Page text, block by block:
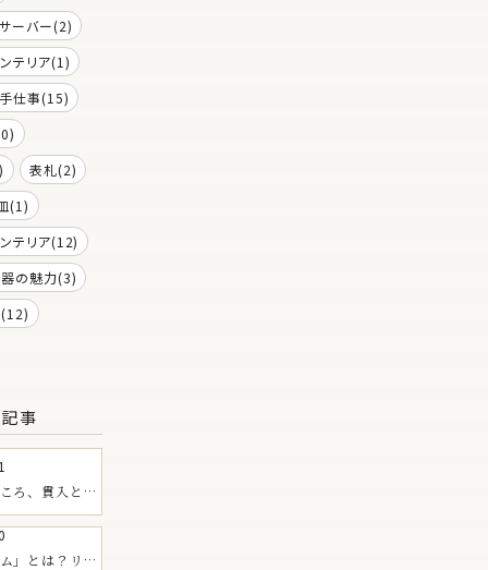
ーバー(2)
テリア(1)
仕事(15)
表札(2)
(1)
テリア(12)
の魅力(3)
事
ろ、貫入と
」とは？リム